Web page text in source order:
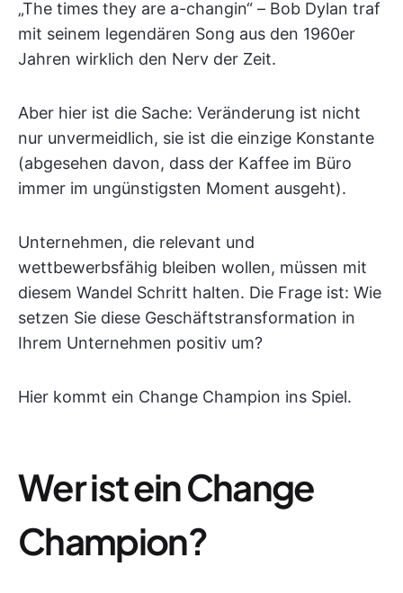
„The times they are a-changin“ – Bob Dylan traf
mit seinem legendären Song aus den 1960er
Jahren wirklich den Nerv der Zeit.
Aber hier ist die Sache: Veränderung ist nicht
nur unvermeidlich, sie ist die einzige Konstante
(abgesehen davon, dass der Kaffee im Büro
immer im ungünstigsten Moment ausgeht).
Unternehmen, die relevant und
wettbewerbsfähig bleiben wollen, müssen mit
diesem Wandel Schritt halten. Die Frage ist: Wie
setzen Sie diese Geschäftstransformation in
Ihrem Unternehmen positiv um?
Hier kommt ein Change Champion ins Spiel.
Wer ist ein Change
Champion?